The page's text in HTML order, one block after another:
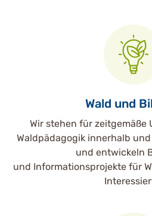
Wald und
Wir stehen für
Waldpädagogik innerhalb
und entwickeln
und Informationsprojekte für